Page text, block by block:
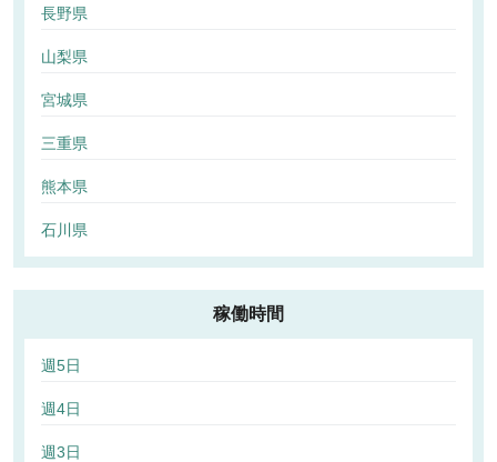
長野県
山梨県
宮城県
三重県
熊本県
石川県
稼働時間
週5日
週4日
週3日